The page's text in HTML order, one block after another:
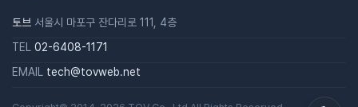
토브 서울시 마포구 잔다리로 111, 4층
TEL 02-6408-1171
EMAIL tech@tovweb.net